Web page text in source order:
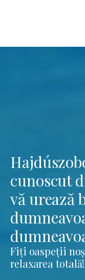
cunoscut
vă urează
Fiți oaspeții
relaxarea totală!